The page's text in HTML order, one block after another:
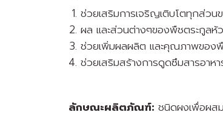
ช่วยเสริมการเจริญเติบโตทุกส่ว
ผล และส่วนต่างๆของพืชตระกูล
ช่วยเพิ่มผลผลิต และคุณภาพของ
ช่วยเสริมสร้างการดูดซึมสารอาห
ลักษณะผลิตภัณฑ์: ชนิดผงเพื่อผส